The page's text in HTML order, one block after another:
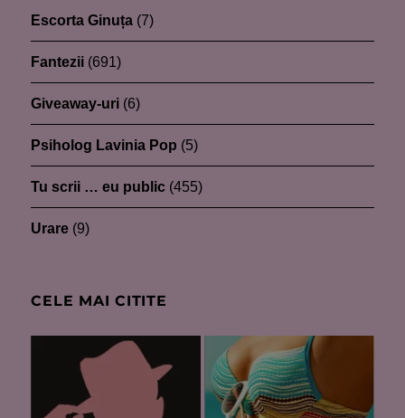
Escorta Ginuța (7)
Fantezii (691)
Giveaway-uri (6)
Psiholog Lavinia Pop (5)
Tu scrii … eu public (455)
Urare (9)
CELE MAI CITITE